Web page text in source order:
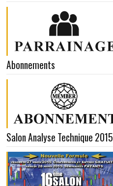
Abonnements
Salon Analyse Technique 2015